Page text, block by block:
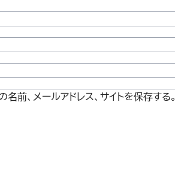
前、メールアドレス、サイトを保存する。